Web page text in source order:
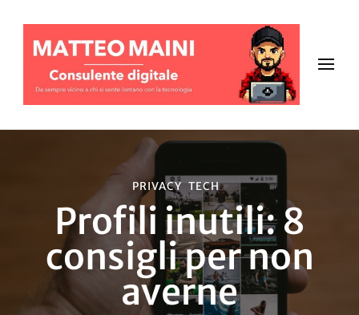
PRIVACY TECH
Profili inutili: 8
consigli per non
averne